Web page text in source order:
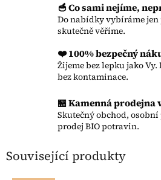
🥣 Co sami nejíme,
Do nabídky vybíráme
skutečně věříme.
❤️ 100% bezpečný
Žijeme bez lepku jako
bez kontaminace.
🏪 Kamenná prodejna
Skutečný obchod,
prodej BIO potravin.
Související produkty